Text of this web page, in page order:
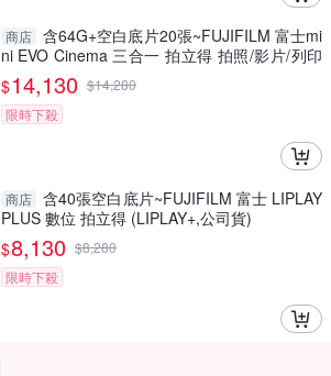
商店 含64G+空白底片20張~FUJIFILM 富士mi
ni EVO Cinema 三合一 拍立得 拍照/影片/列印
(公司貨)
$14,130 $14,280
限時下殺
商店 含40張空白底片~FUJIFILM 富士 LIPLAY
PLUS 數位 拍立得 (LIPLAY+,公司貨)
$8,130 $8,280
限時下殺